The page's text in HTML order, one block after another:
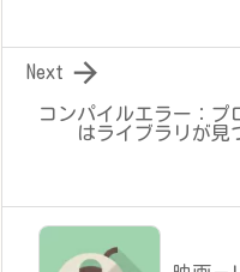
コンパイルエラー：プ
はライブラリが見

Next